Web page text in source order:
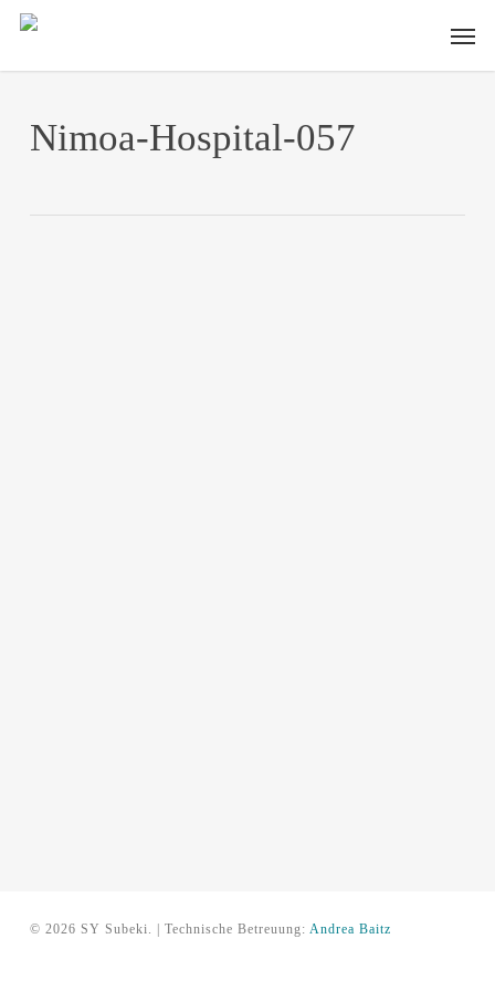
Skip
main
Nimoa-Hospital-057
© 2026 SY Subeki. | Technische Betreuung: Andrea Baitz